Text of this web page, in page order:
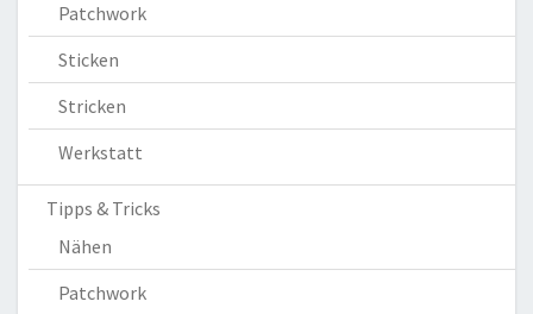
Patchwork
Sticken
Stricken
Werkstatt
Tipps & Tricks
Nähen
Patchwork